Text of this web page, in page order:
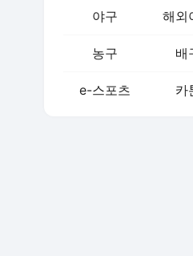
야구 해외
농구 배
e-스포츠 카